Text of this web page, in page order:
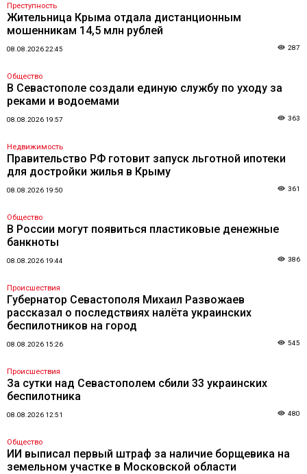
Преступность
Жительница Крыма отдала дистанционным
мошенникам 14,5 млн рублей
08.08.2026 22:45 287
Общество
В Севастополе создали единую службу по уходу за
реками и водоемами
08.08.2026 19:57 363
Недвижимость
Правительство РФ готовит запуск льготной ипотеки
для достройки жилья в Крыму
08.08.2026 19:50 361
Общество
В России могут появиться пластиковые денежные
банкноты
08.08.2026 19:44 386
Происшествия
Губернатор Севастополя Михаил Развожаев
рассказал о последствиях налёта украинских
беспилотников на город
08.08.2026 15:26 545
Происшествия
За сутки над Севастополем сбили 33 украинских
беспилотника
08.08.2026 12:51 480
Общество
ИИ выписал первый штраф за наличие борщевика на
земельном участке в Московской области